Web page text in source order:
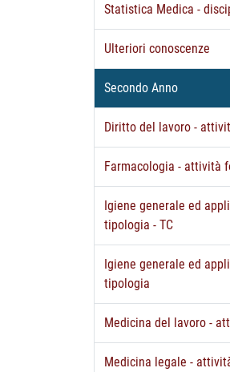
Statistica Medica -
Ulteriori conoscenze
Secondo Anno
Diritto del lavoro -
Farmacologia - attività
Igiene generale ed
tipologia - TC
Igiene generale ed
tipologia
Medicina del lavoro -
Medicina legale -